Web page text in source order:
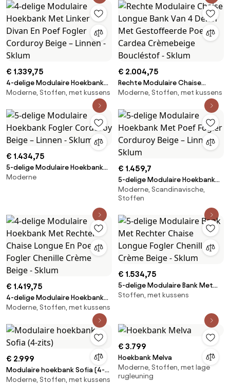
Linnen - Sklum
€ 1.339,75
4-delige Modulaire Hoekbank
Met Linker Divan En Poef Fogler
Sklum
Moderne, Stoffen, met kussens
€ 2.004,75
Rechte Modulaire Chaise
Longue Bank Van 4 Delen Met
Gestoffeerde Poef Cardea
Crèmebeige Boucléstof - Sklum
Moderne, Stoffen, met kussens
€ 1.434,75
5-delige Modulaire Hoekbank
Fogler Corduroy Beige – Linnen
Moderne
€ 1.459,7
5-delige Modulaire Hoekbank
Met Poef Fogler Corduroy
Beige – Linnen - Sklum
Moderne, Scandinavische,
Stoffen
€ 1.419,75
4-delige Modulaire Hoekbank
Met Rechter Chaise Longue En
Poef Fogler Chenille Crème
Beige - Sklum
Moderne, Stoffen, met kussens
€ 1.534,75
5-delige Modulaire Bank Met
Rechter Chaise Longue Fogler
Stoffen, met kussens
€ 2.999
Modulaire hoekbank Sofia (4-
zits)
Moderne, Stoffen, met kussens
€ 3.799
Hoekbank Melva
Moderne, Stoffen, met lage
rugleuning